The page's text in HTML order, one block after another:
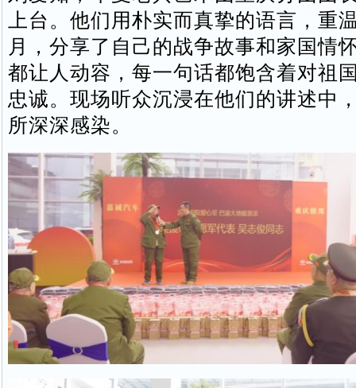
上台。他们用朴实而真挚的语言，重
月，分享了自己的战争故事和家国情
都让人动容，每一句话都饱含着对祖
忠诚。现场听众沉浸在他们的讲述中
所深深感染。